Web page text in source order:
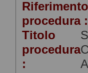
Riferimento
procedura :
Titolo
procedura
: